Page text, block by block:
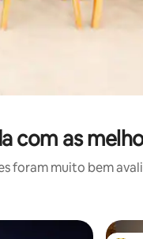
com as
foram muito bem